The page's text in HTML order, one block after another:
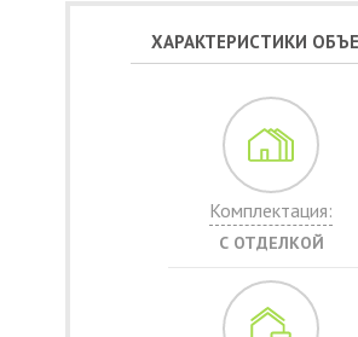
ХАРАКТЕРИСТИКИ
Комплектация:
С ОТДЕЛКОЙ